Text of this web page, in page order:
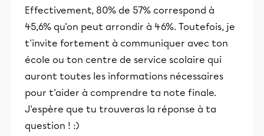
Effectivement, 80% de 57% correspond à
45,6% qu'on peut arrondir à 46%. Toutefois, je
t'invite fortement à communiquer avec ton
école ou ton centre de service scolaire qui
auront toutes les informations nécessaires
pour t'aider à comprendre ta note finale.
J'espère que tu trouveras la réponse à ta
question ! :)